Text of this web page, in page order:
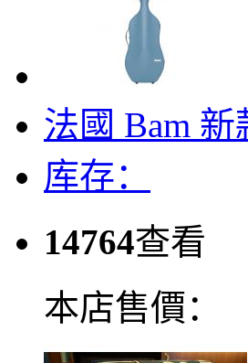
法國 Bam
库存：
14764查看
本店售價：